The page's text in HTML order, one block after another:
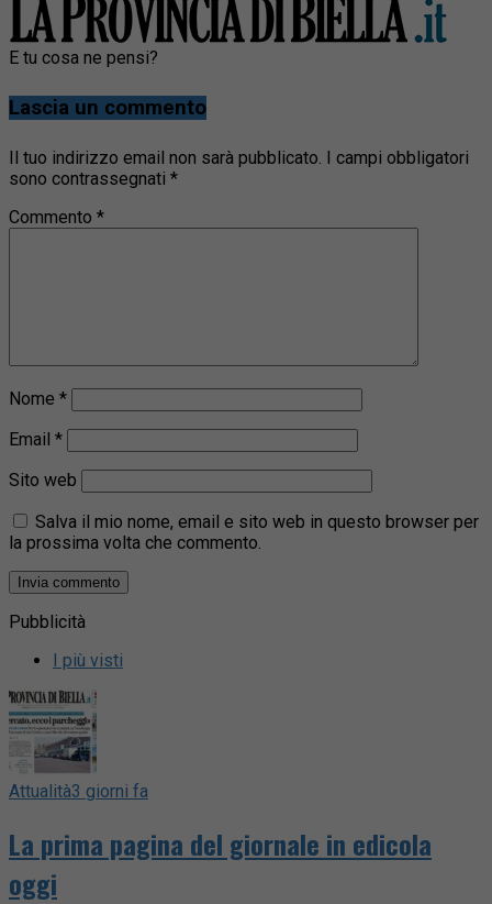
E tu cosa ne pensi?
Lascia un commento
Il tuo indirizzo email non sarà pubblicato. I campi obbligatori
sono contrassegnati *
Commento *
Nome *
Email *
Sito web
Salva il mio nome, email e sito web in questo browser per
la prossima volta che commento.
Pubblicità
I più visti
Attualità3 giorni fa
La prima pagina del giornale in edicola
oggi